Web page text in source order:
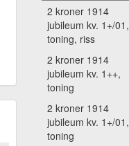
2 kroner 1914
jubileum kv. 1+/01,
toning, riss
2 kroner 1914
jubileum kv. 1++,
toning
2 kroner 1914
jubileum kv. 1+/01,
toning